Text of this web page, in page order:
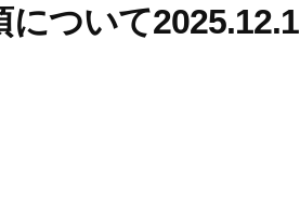
ついて2025.12.1